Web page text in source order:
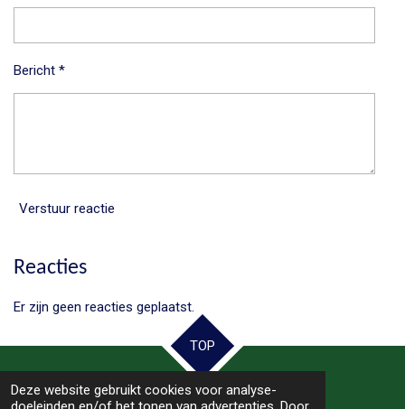
Deze website gebruikt cookies voor analyse-
Bericht *
Verstuur reactie
Reacties
Er zijn geen reacties geplaatst.
TOP
© 2025 - 2026 Samen Hoogeveen